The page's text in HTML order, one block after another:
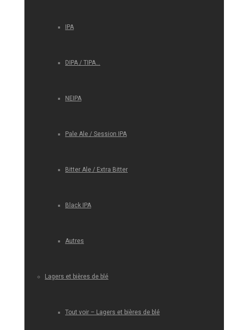
IPA
DIPA / TIPA…
NEIPA
Pale Ale / Session IPA
Bitter Ale / Extra Bitter
Black IPA
Autres
Lagers et bières de blé
Tout voir – Lagers et bières de blé